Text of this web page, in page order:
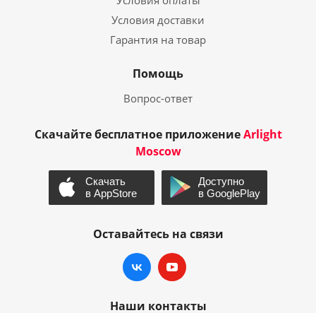
Условия доставки
Гарантия на товар
Помощь
Вопрос-ответ
Скачайте бесплатное приложениеArlight
Moscow
Оставайтесь на связи
Наши контакты